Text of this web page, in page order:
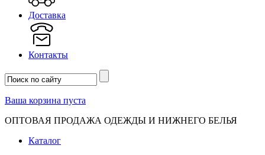
Доставка
Контакты
Ваша корзина пуста
ОПТОВАЯ ПРОДАЖА ОДЕЖДЫ И НИЖНЕГО БЕЛЬЯ
Каталог